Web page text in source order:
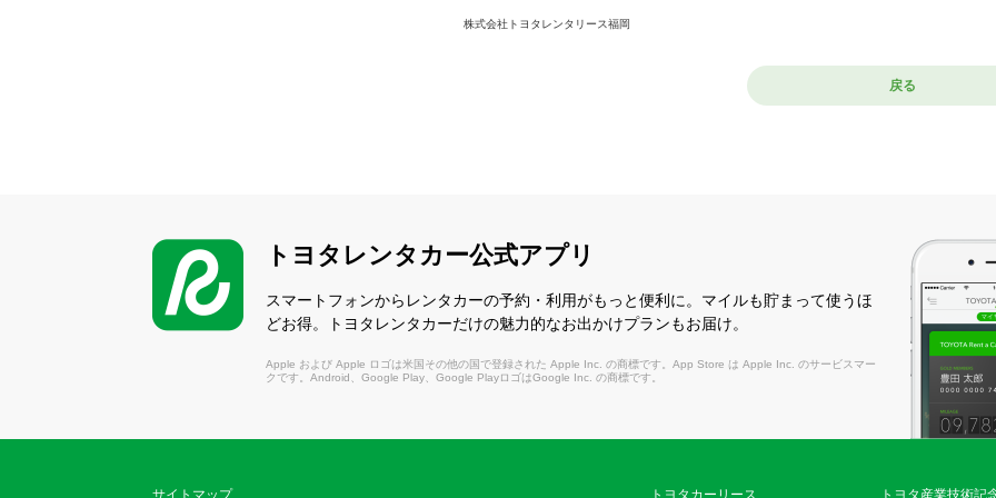
株式会社トヨタレンタリース福岡
戻る
トヨタレンタカー公式アプリ
スマートフォンからレンタカーの予約・利用がもっと便利に。マイルも貯まって使うほ
どお得。トヨタレンタカーだけの魅力的なお出かけプランもお届け。
Apple および Apple ロゴは米国その他の国で登録された Apple Inc. の商標です。App Store は Apple Inc. のサービスマー
クです。Android、Google Play、Google PlayロゴはGoogle Inc. の商標です。
サイトマップ トヨタカーリース トヨタ産業技術記